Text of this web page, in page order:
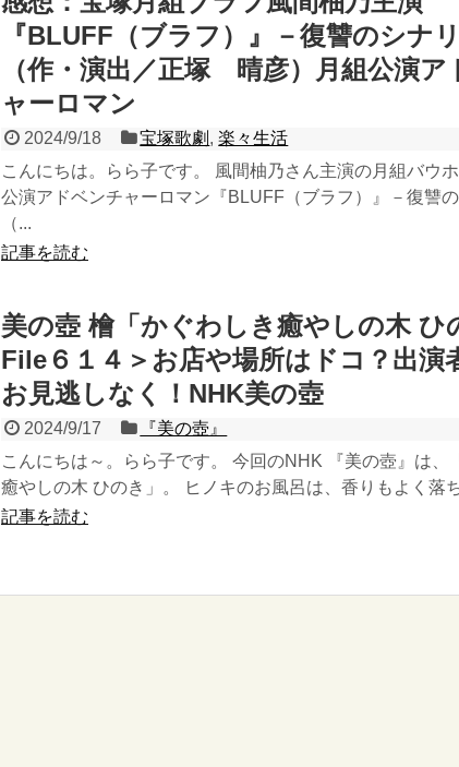
『BLUFF（ブラフ）』－復讐のシナ
（作・演出／正塚 晴彦）月組公演ア
ャーロマン
2024/9/18 宝塚歌劇 ,楽々生活
こんにちは。らら子です。 風間柚乃さん主演の月組バウ
公演アドベンチャーロマン『BLUFF（ブラフ）』－復讐
（...
記事を読む
美の壺 檜「かぐわしき癒やしの木 ひ
File６１４＞お店や場所はドコ？出演
お見逃しなく！NHK美の壺
2024/9/17
『美の壺』
こんにちは～。らら子です。 今回のNHK 『美の壺』は、
癒やしの木 ひのき」。 ヒノキのお風呂は、香りもよく落
記事を読む